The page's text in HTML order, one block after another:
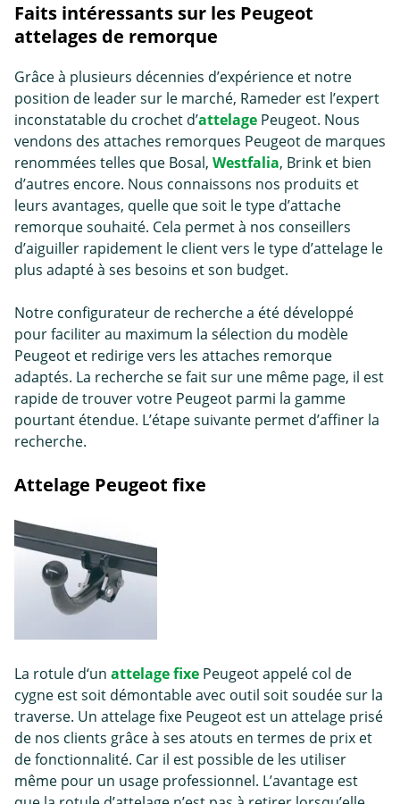
Faits intéressants sur les Peugeot
attelages de remorque
Grâce à plusieurs décennies d’expérience et notre
position de leader sur le marché, Rameder est l’expert
inconstatable du crochet d’attelage Peugeot. Nous
vendons des attaches remorques Peugeot de marques
renommées telles que Bosal, Westfalia, Brink et bien
d’autres encore. Nous connaissons nos produits et
leurs avantages, quelle que soit le type d’attache
remorquesouhaité. Cela permet à nos conseillers
d’aiguiller rapidement le client vers le type d’attelage le
plus adapté à ses besoins et son budget.
Notre configurateur de recherche a été développé
pour faciliter au maximum la sélection du modèle
Peugeot et redirige vers les attaches remorque
adaptés. La recherche se fait sur une même page, il est
rapide de trouver votre Peugeot parmi la gamme
pourtant étendue. L’étape suivante permet d’affiner la
recherche.
Attelage Peugeot fixe
La rotule d‘un attelage fixe Peugeot appelé col de
cygne est soit démontable avec outil soit soudée sur la
traverse. Un attelage fixe Peugeot est un attelage prisé
de nos clients grâce à ses atouts en termes de prix et
de fonctionnalité. Car il est possible de les utiliser
même pour un usage professionnel. L’avantage est